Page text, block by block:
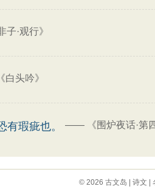
子·观行》
白头吟》
瑕疵也。 —— 《围炉夜话·第
© 2026 古文岛 诗文